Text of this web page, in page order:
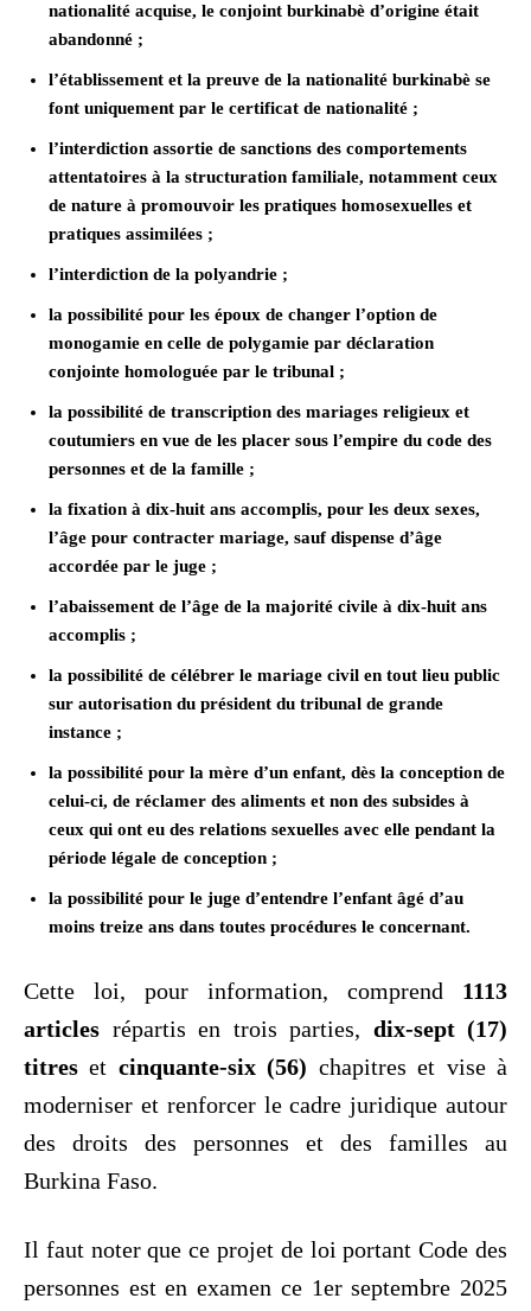
nationalité acquise, le conjoint burkinabè d’origine était
abandonné ;
l’établissement et la preuve de la nationalité burkinabè se
font uniquement par le certificat de nationalité ;
l’interdiction assortie de sanctions des comportements
attentatoires à la structuration familiale, notamment ceux
de nature à promouvoir les pratiques homosexuelles et
pratiques assimilées ;
l’interdiction de la polyandrie ;
la possibilité pour les époux de changer l’option de
monogamie en celle de polygamie par déclaration
conjointe homologuée par le tribunal ;
la possibilité de transcription des mariages religieux et
coutumiers en vue de les placer sous l’empire du code des
personnes et de la famille ;
la fixation à dix-huit ans accomplis, pour les deux sexes,
l’âge pour contracter mariage, sauf dispense d’âge
accordée par le juge ;
l’abaissement de l’âge de la majorité civile à dix-huit ans
accomplis ;
la possibilité de célébrer le mariage civil en tout lieu public
sur autorisation du président du tribunal de grande
instance ;
la possibilité pour la mère d’un enfant, dès la conception de
celui-ci, de réclamer des aliments et non des subsides à
ceux qui ont eu des relations sexuelles avec elle pendant la
période légale de conception ;
la possibilité pour le juge d’entendre l’enfant âgé d’au
moins treize ans dans toutes procédures le concernant.
Cette loi, pour information, comprend 1113
articles répartis en trois parties, dix-sept (17)
titres et cinquante-six (56) chapitres et vise à
moderniser et renforcer le cadre juridique autour
des droits des personnes et des familles au
Burkina Faso.
Il faut noter que ce projet de loi portant Code des
personnes est en examen ce 1er septembre 2025